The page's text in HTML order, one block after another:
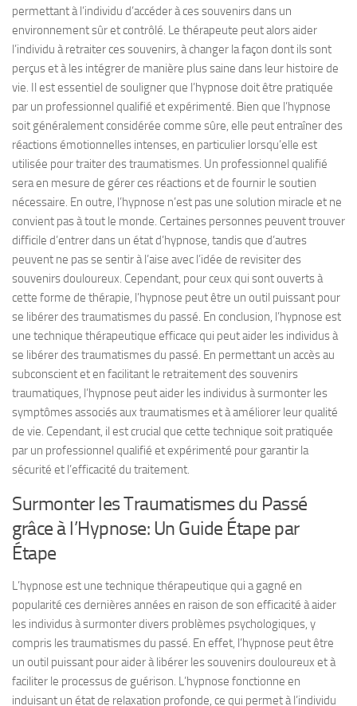
permettant à l’individu d’accéder à ces souvenirs dans un
environnement sûr et contrôlé. Le thérapeute peut alors aider
l’individu à retraiter ces souvenirs, à changer la façon dont ils sont
perçus et à les intégrer de manière plus saine dans leur histoire de
vie. Il est essentiel de souligner que l’hypnose doit être pratiquée
par un professionnel qualifié et expérimenté. Bien que l’hypnose
soit généralement considérée comme sûre, elle peut entraîner des
réactions émotionnelles intenses, en particulier lorsqu’elle est
utilisée pour traiter des traumatismes. Un professionnel qualifié
sera en mesure de gérer ces réactions et de fournir le soutien
nécessaire. En outre, l’hypnose n’est pas une solution miracle et ne
convient pas à tout le monde. Certaines personnes peuvent trouver
difficile d’entrer dans un état d’hypnose, tandis que d’autres
peuvent ne pas se sentir à l’aise avec l’idée de revisiter des
souvenirs douloureux. Cependant, pour ceux qui sont ouverts à
cette forme de thérapie, l’hypnose peut être un outil puissant pour
se libérer des traumatismes du passé. En conclusion, l’hypnose est
une technique thérapeutique efficace qui peut aider les individus à
se libérer des traumatismes du passé. En permettant un accès au
subconscient et en facilitant le retraitement des souvenirs
traumatiques, l’hypnose peut aider les individus à surmonter les
symptômes associés aux traumatismes et à améliorer leur qualité
de vie. Cependant, il est crucial que cette technique soit pratiquée
par un professionnel qualifié et expérimenté pour garantir la
sécurité et l’efficacité du traitement.
Surmonter les Traumatismes du Passé
grâce à l’Hypnose: Un Guide Étape par
Étape
L’hypnose est une technique thérapeutique qui a gagné en
popularité ces dernières années en raison de son efficacité à aider
les individus à surmonter divers problèmes psychologiques, y
compris les traumatismes du passé. En effet, l’hypnose peut être
un outil puissant pour aider à libérer les souvenirs douloureux et à
faciliter le processus de guérison. L’hypnose fonctionne en
induisant un état de relaxation profonde, ce qui permet à l’individu